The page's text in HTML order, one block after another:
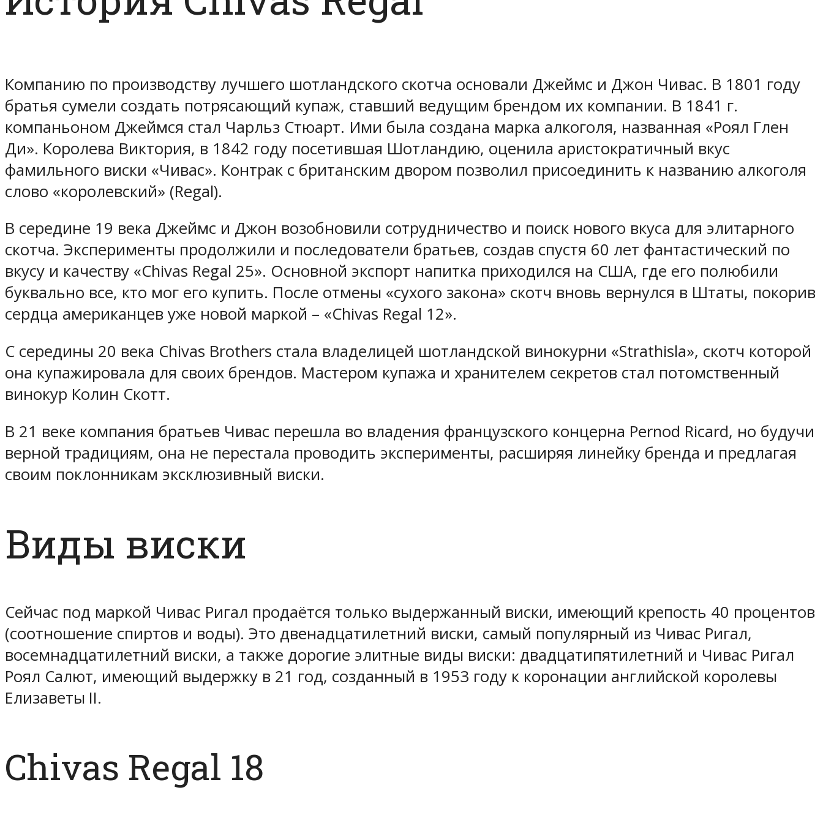
Компанию по производству лучшего шотландского скотча основали Джеймс и Джон Чивас. В 1801 году
братья сумели создать потрясающий купаж, ставший ведущим брендом их компании. В 1841 г.
компаньоном Джеймся стал Чарльз Стюарт. Ими была создана марка алкоголя, названная «Роял Глен
Ди». Королева Виктория, в 1842 году посетившая Шотландию, оценила аристократичный вкус
фамильного виски «Чивас». Контрак с британским двором позволил присоединить к названию алкоголя
слово «королевский» (Regal).
В середине 19 века Джеймс и Джон возобновили сотрудничество и поиск нового вкуса для элитарного
скотча. Эксперименты продолжили и последователи братьев, создав спустя 60 лет фантастический по
вкусу и качеству «Chivas Regal 25». Основной экспорт напитка приходился на США, где его полюбили
буквально все, кто мог его купить. После отмены «сухого закона» скотч вновь вернулся в Штаты, покорив
сердца американцев уже новой маркой – «Chivas Regal 12».
С середины 20 века Chivas Brothers стала владелицей шотландской винокурни «Strathisla», скотч которой
она купажировала для своих брендов. Мастером купажа и хранителем секретов стал потомственный
винокур Колин Скотт.
В 21 веке компания братьев Чивас перешла во владения французского концерна Pernod Ricard, но будучи
верной традициям, она не перестала проводить эксперименты, расширяя линейку бренда и предлагая
своим поклонникам эксклюзивный виски.
Виды виски
Сейчас под маркой Чивас Ригал продаётся только выдержанный виски, имеющий крепость 40 процентов
(соотношение спиртов и воды). Это двенадцатилетний виски, самый популярный из Чивас Ригал,
восемнадцатилетний виски, а также дорогие элитные виды виски: двадцатипятилетний и Чивас Ригал
Роял Салют, имеющий выдержку в 21 год, созданный в 1953 году к коронации английской королевы
Елизаветы II.
Chivas Regal 18